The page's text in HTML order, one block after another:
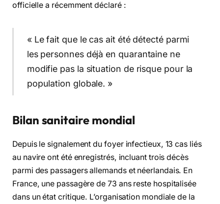
officielle a récemment déclaré :
« Le fait que le cas ait été détecté parmi
les personnes déjà en quarantaine ne
modifie pas la situation de risque pour la
population globale. »
Bilan sanitaire mondial
Depuis le signalement du foyer infectieux, 13 cas liés
au navire ont été enregistrés, incluant trois décès
parmi des passagers allemands et néerlandais. En
France, une passagère de 73 ans reste hospitalisée
dans un état critique. L’organisation mondiale de la